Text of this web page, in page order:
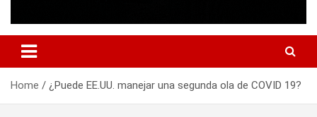
Home ¿Puede EE.UU. manejar una segunda ola de COVID 19?